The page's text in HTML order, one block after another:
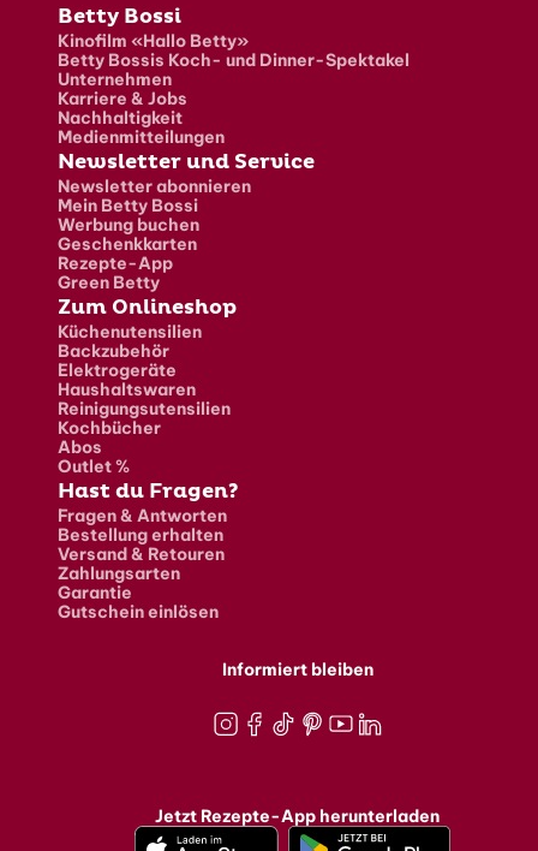
Fusszeile
Betty Bossi
Kinofilm «Hallo Betty»
Betty Bossis Koch- und Dinner-Spektakel
Unternehmen
Karriere & Jobs
Nachhaltigkeit
Medienmitteilungen
Newsletter und Service
Newsletter abonnieren
Mein Betty Bossi
Werbung buchen
Geschenkkarten
Rezepte-App
Green Betty
Zum Onlineshop
Küchenutensilien
Backzubehör
Elektrogeräte
Haushaltswaren
Reinigungsutensilien
Kochbücher
Abos
Outlet %
Hast du Fragen?
Fragen & Antworten
Bestellung erhalten
Versand & Retouren
Zahlungsarten
Garantie
Gutschein einlösen
Informiert bleiben
Jetzt Rezepte-App herunterladen